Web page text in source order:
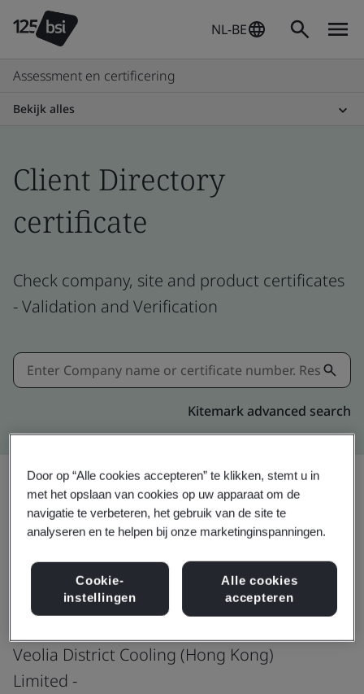
NL-BE
Assessment en certificering
Bekijk alles
Client Directory
certificate
Check company, site and product certificates
- Validation and Verification
Kitemark advanced search
Delen:
ISO 45001:2018
Veolia District Cooling (Hong Kong)
Limited -
Door op “Alle cookies accepteren” te klikken, stemt u in
met het opslaan van cookies op uw apparaat om de
navigatie te verbeteren, het gebruik van de site te
analyseren en te helpen bij onze marketinginspanningen.
Cookie-
instellingen
Alle cookies
accepteren